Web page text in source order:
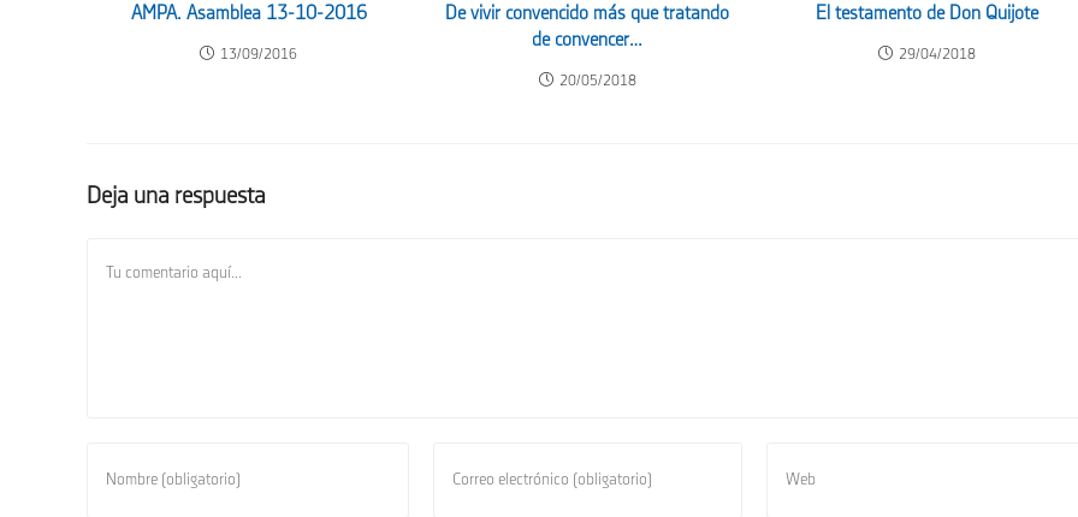
AMPA. Asamblea 13-10-2016
13/09/2016
De vivir convencido más que tratando
de convencer…
20/05/2018
El testamento de Don Quijote
29/04/2018
Deja una respuesta